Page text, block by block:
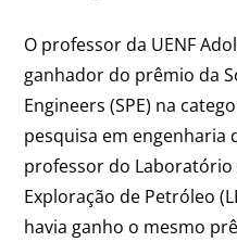
O professor da UENF
ganhador do prêmio da
Engineers (SPE) na
pesquisa em engenharia
professor do Laboratório
Exploração de Petróleo
havia ganho o mesmo